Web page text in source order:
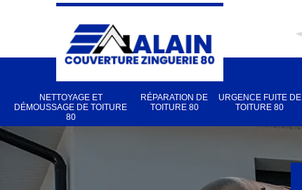
NETTOYAGE ET
DÉMOUSSAGE DE TOITURE
80
RÉPARATION DE
TOITURE 80
URGENCE FUITE DE
TOITURE 80